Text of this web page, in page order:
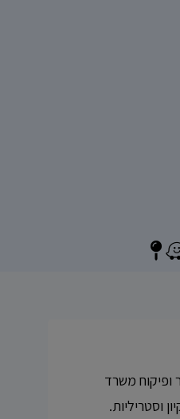
ופיקוח משרד
וסטריליות.